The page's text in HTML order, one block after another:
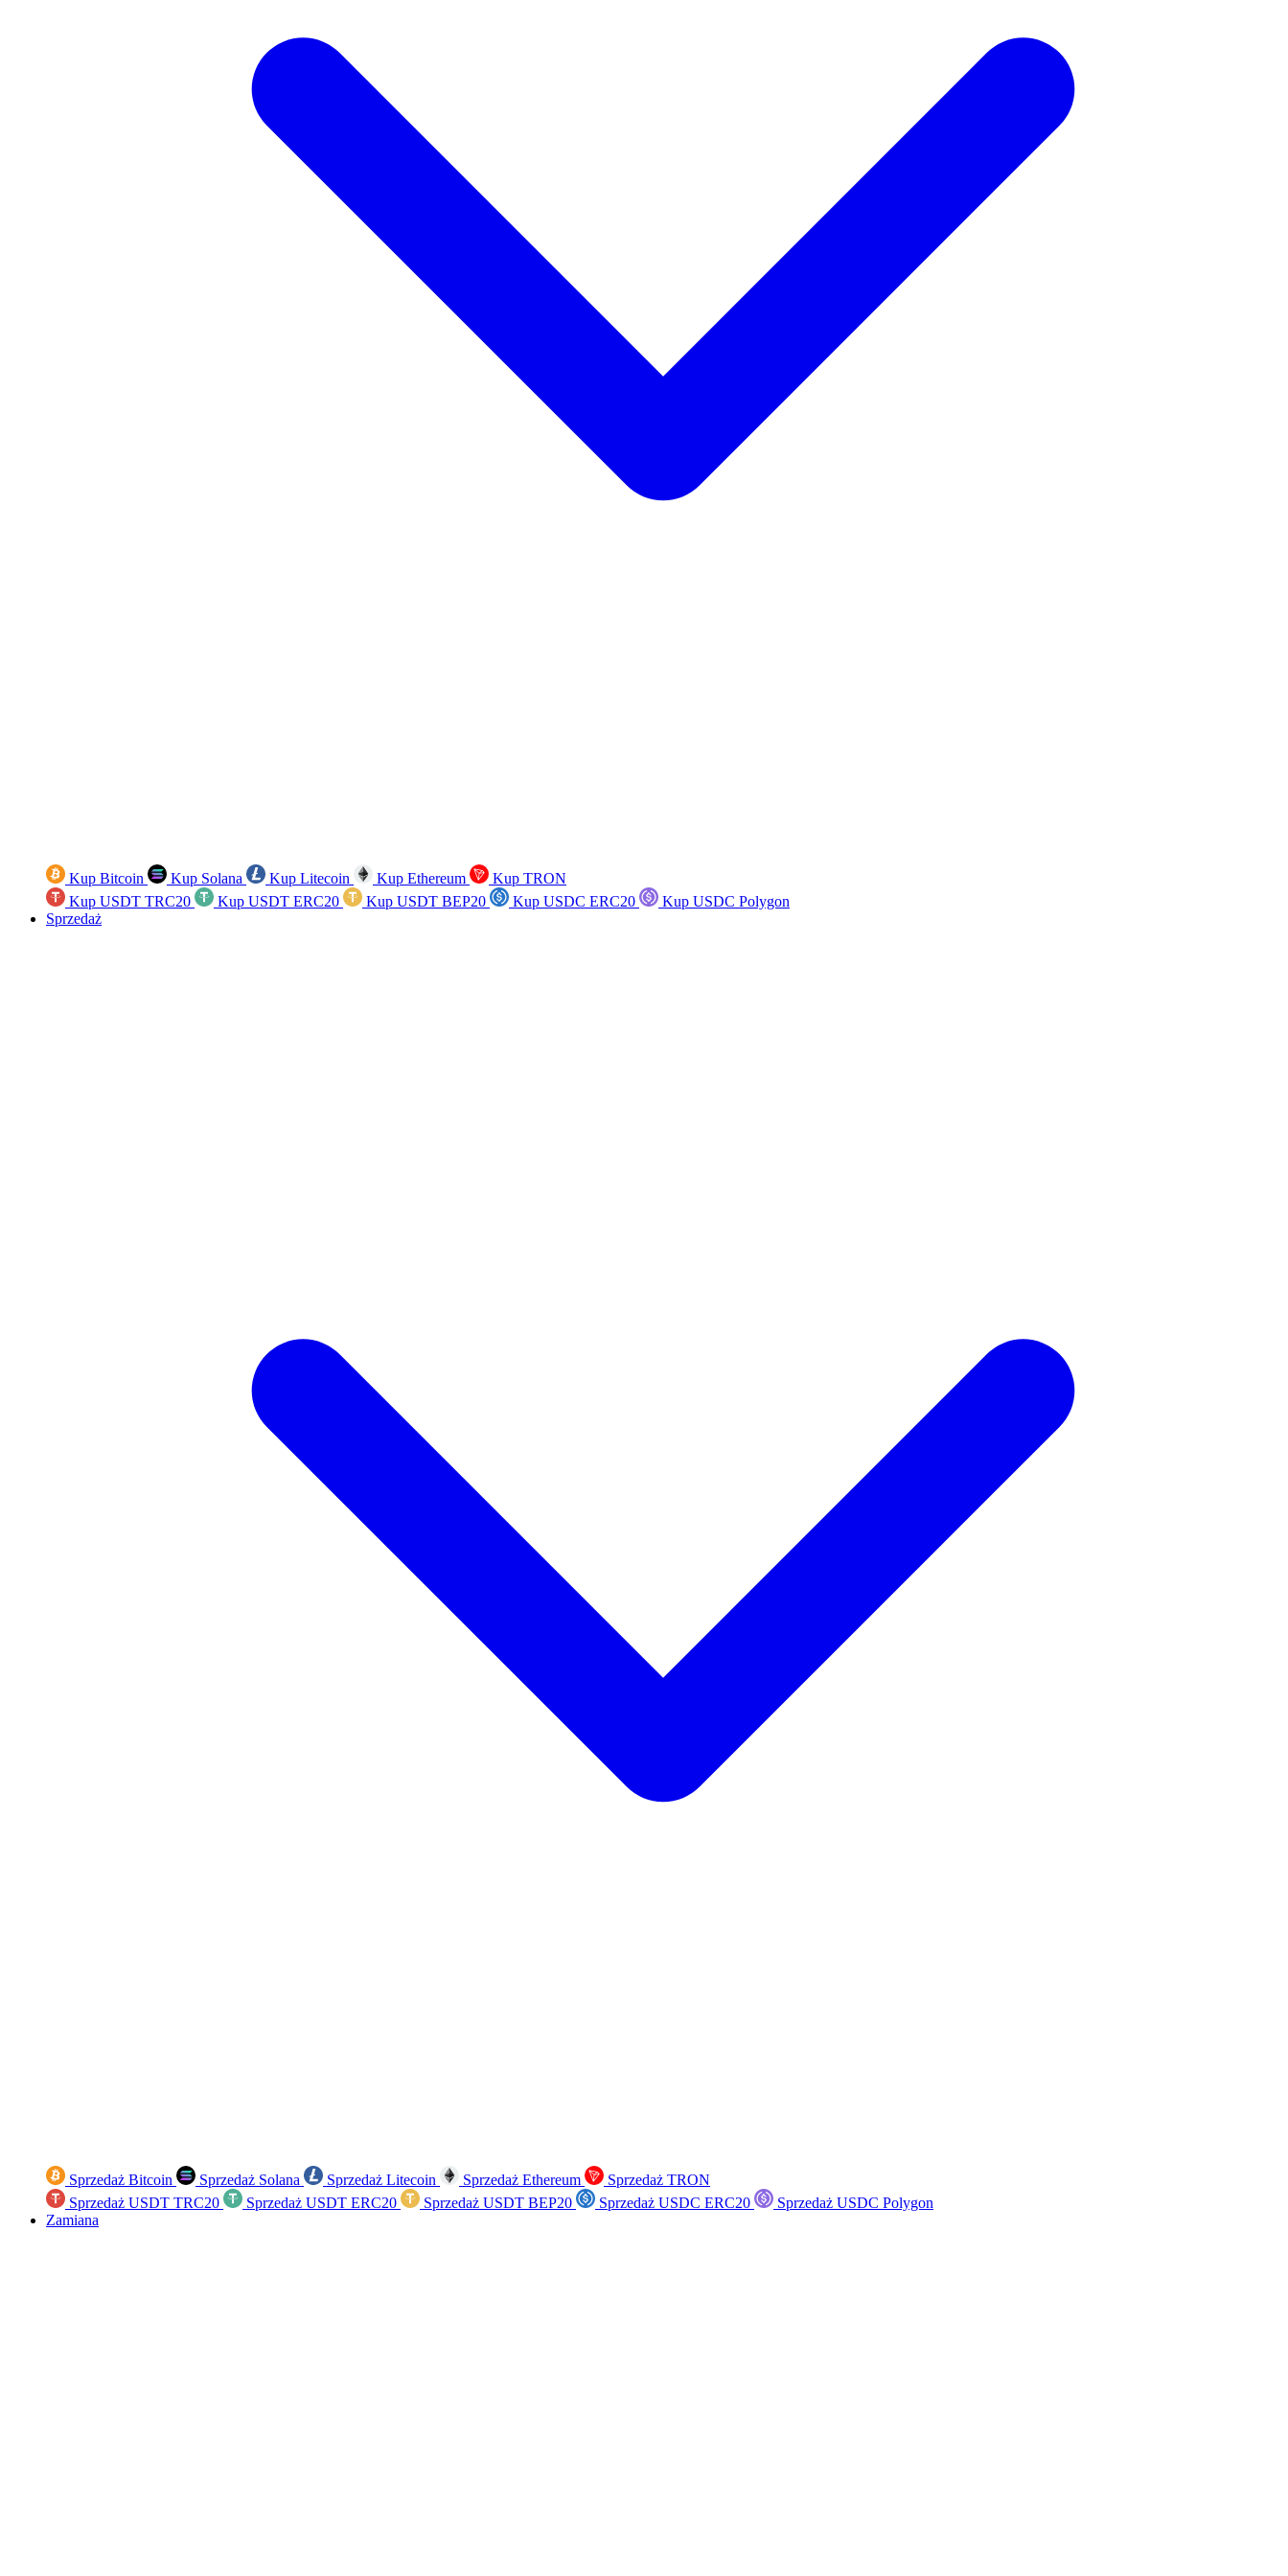
Kup Bitcoin Kup Solana Kup Litecoin Kup Ethereum
Kup TRON
Kup USDT TRC20
Kup USDT ERC20 Kup USDT BEP20 Kup USDC ERC20
Kup USDC Polygon
Sprzedaż
Sprzedaż Bitcoin Sprzedaż Solana Sprzedaż Litecoin Sprzedaż Ethereum
Sprzedaż TRON
Sprzedaż USDT TRC20
Sprzedaż USDT ERC20 Sprzedaż USDT BEP20 Sprzedaż USDC ERC20
Sprzedaż USDC Polygon
Zamiana